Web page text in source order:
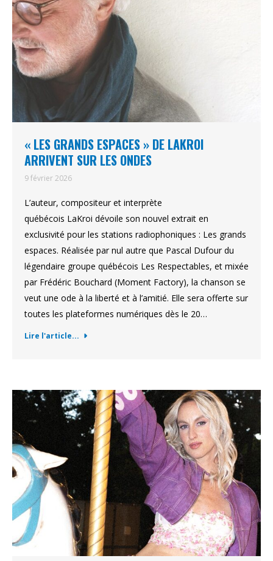
« LES GRANDS ESPACES » DE LAKROI
ARRIVENT SUR LES ONDES
9 février 2026
L’auteur, compositeur et interprète
québécois LaKroi dévoile son nouvel extrait en
exclusivité pour les stations radiophoniques : Les grands
espaces. Réalisée par nul autre que Pascal Dufour du
légendaire groupe québécois Les Respectables, et mixée
par Frédéric Bouchard (Moment Factory), la chanson se
veut une ode à la liberté et à l’amitié. Elle sera offerte sur
toutes les plateformes numériques dès le 20…
Lire l'article...